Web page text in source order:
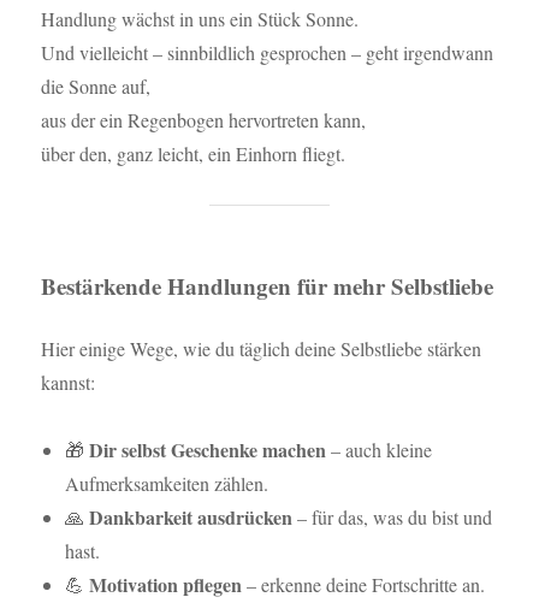
Handlung wächst in uns ein Stück Sonne.
Und vielleicht – sinnbildlich gesprochen – geht irgendwann
die Sonne auf,
aus der ein Regenbogen hervortreten kann,
über den, ganz leicht, ein Einhorn fliegt.
Bestärkende Handlungen für mehr Selbstliebe
Hier einige Wege, wie du täglich deine Selbstliebe stärken
kannst:
🎁Dir selbst Geschenke machen– auch kleine
Aufmerksamkeiten zählen.
🙏Dankbarkeit ausdrücken– für das, was du bist und
hast.
💪Motivation pflegen– erkenne deine Fortschritte an.